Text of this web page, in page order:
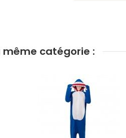
même catégorie :